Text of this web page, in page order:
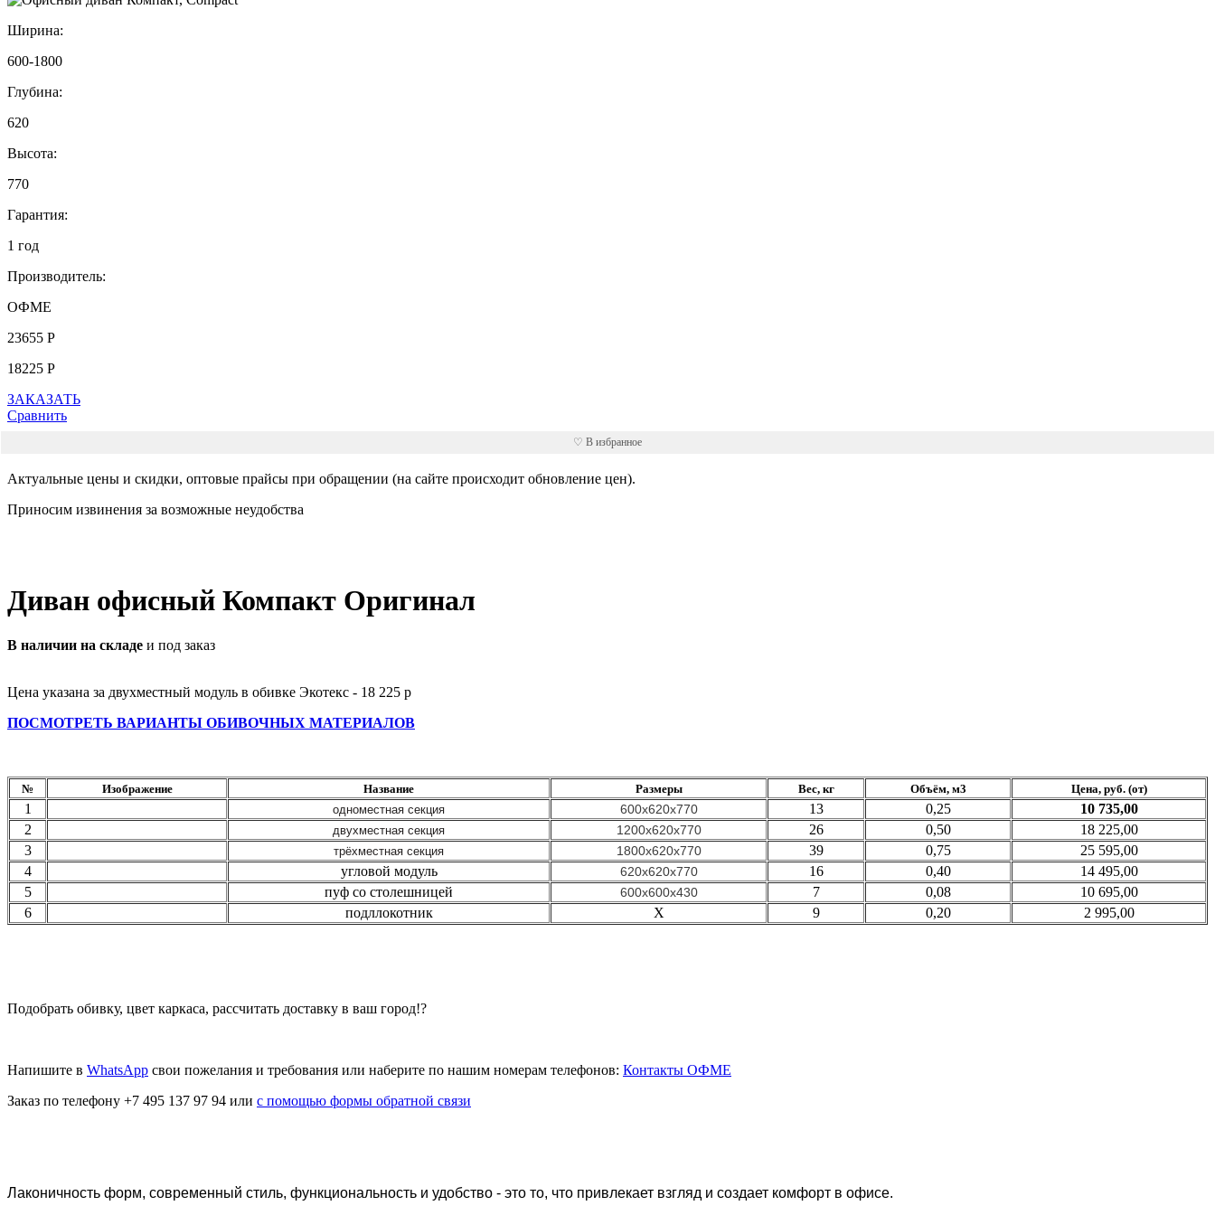
Ширина:
600-1800
Глубина:
620
Высота:
770
Гарантия:
1 год
Производитель:
ОФМЕ
23655 Р
18225 Р
ЗАКАЗАТЬ
Сравнить
♡ В избранное
Актуальные цены и скидки, оптовые прайсы при обращении (на сайте происходит обновление цен).
Приносим извинения за возможные неудобства
Диван офисный Компакт Оригинал
В наличии на складе и под заказ
Цена указана за двухместный модуль в обивке Экотекс - 18 225 р
ПОСМОТРЕТЬ ВАРИАНТЫ ОБИВОЧНЫХ МАТЕРИАЛОВ
№ Изображение Название Размеры Вес, кг Объём, м3 Цена, руб. (от)
1 одноместная секция 600x620x770 13 0,25
10 735,00
2
двухместная секция 1200x620x770 26 0,50
18 225,00
3
трёхместная секция 1800x620x770 39 0,75
25 595,00
4
угловой модуль 620x620x770 16 0,40
14 495,00
5
пуф со столешницей 600x600x430 7 0,08
10 695,00
6
подллокотник X 9 0,20 2 995,00
Подобрать обивку, цвет каркаса, рассчитать доставку в ваш город!?
Напишите в WhatsApp свои пожелания и требования или наберите по нашим номерам телефонов: Контакты ОФМЕ
Заказ по телефону +7 495 137 97 94 или с помощью формы обратной связи
Лаконичность форм, современный стиль, функциональность и удобство - это то, что привлекает взгляд и создает комфорт в офисе.